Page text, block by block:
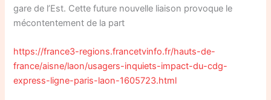
gare de l’Est. Cette future nouvelle liaison provoque le
mécontentement de la part
https://france3-regions.francetvinfo.fr/hauts-de-
france/aisne/laon/usagers-inquiets-impact-du-cdg-
express-ligne-paris-laon-1605723.html